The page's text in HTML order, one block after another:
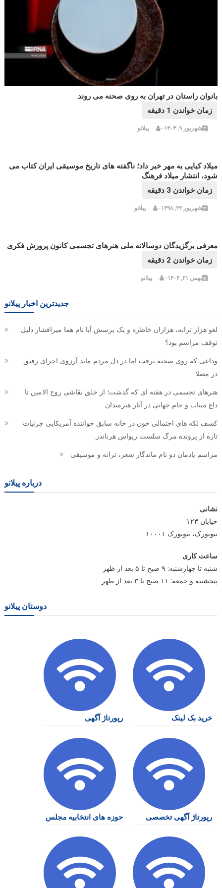
بانوان راستان در تهران به روی صحنه می روند
شهریور ۹, ۱۴۰۳ پیلانو
میلاد کیایی به مهر خبر داد؛ ناگفته های تاریخ موسیقی ایران کتاب می
شود، انتشار میلاد فرهنگ
شهریور ۲۲, ۱۳۹۸ پیلانو
معرفی برگزیدگان دوسالانه ملی هنرهای تجسمی کانون پرورش فکری
بهمن ۲۱, ۱۴۰۴ پیلانو
جدیدترین اخبار پیلانو
لغو هزار ترانه، هزاران خاطره و یک پرسش آیا نام هما میرافشار دلیل
توقف مراسم بود؟
وداعی که روی صحنه نرفت اما در دل مردم ماند آرزوی اجرای رفیق
در مصلا
هنرهای تجسمی در هفته ای که گذشت؛ از خلق نقاشی روح الامین تا
داغ میناب و جام جهانی در آثار هنرمندان
کشف لکه های احتمالی خون در خانه سابق خواننده آمریکایی جزئیات
تازه از پرونده مرگ سلست ریواس هرناندز
مراسم یادمان دو نام ماندگار شعر، ترانه و موسیقی
درباره پیلانو
نشانی
خیابان ۱۲۳
نیویورک، نیویورک ۱۰۰۰۱
ساعت کاری
شنبه تا چهارشنبه: ۹ صبح تا ۵ بعد از ظهر
پنجشنبه و جمعه: ۱۱ صبح تا ۳ بعد از ظهر
دوستان پیلانو
خرید بک لینک رپورتاژ آگهی
رپورتاژ آگهی تخصصی حوزه های انتخابیه مجلس